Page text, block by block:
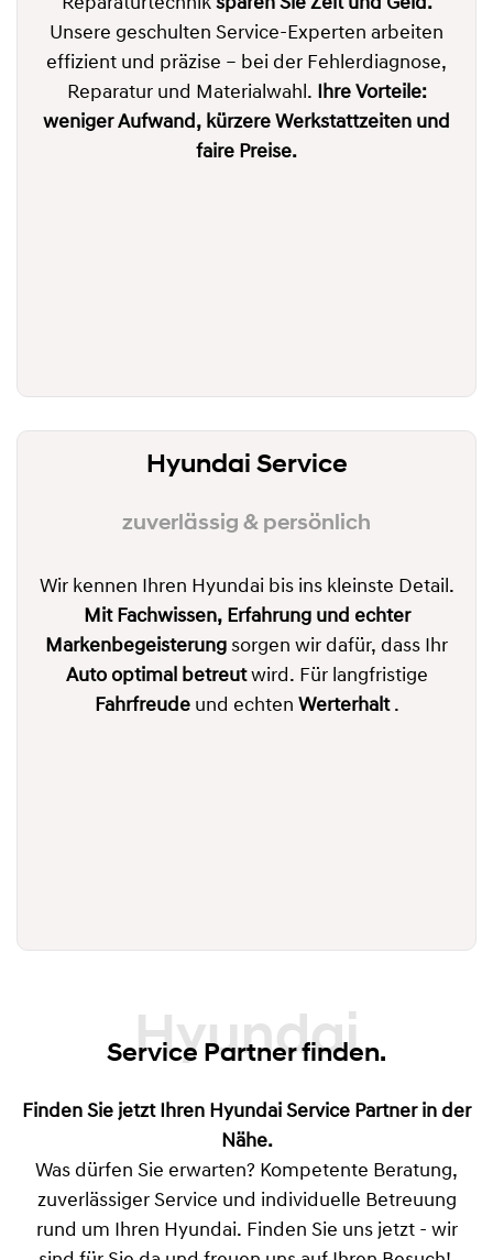
Unsere geschulten Service-Experten arbeiten
effizient und präzise – bei der Fehlerdiagnose,
Reparatur und Materialwahl.
Ihre Vorteile:
weniger Aufwand, kürzere Werkstattzeiten und
faire Preise.
Hyundai Service
zuverlässig & persönlich
Wir kennen Ihren Hyundai bis ins kleinste Detail.
Mit Fachwissen, Erfahrung und echter
Markenbegeisterung sorgen wir dafür, dass Ihr
Auto optimal betreutwird. Für langfristige
Fahrfreudeund echten Werterhalt.
Hyundai
Service Partner finden.
Finden Sie jetzt Ihren Hyundai Service Partner in der
Nähe.
Was dürfen Sie erwarten? Kompetente Beratung,
zuverlässiger Service und individuelle Betreuung
rund um Ihren Hyundai. Finden Sie uns jetzt - wir